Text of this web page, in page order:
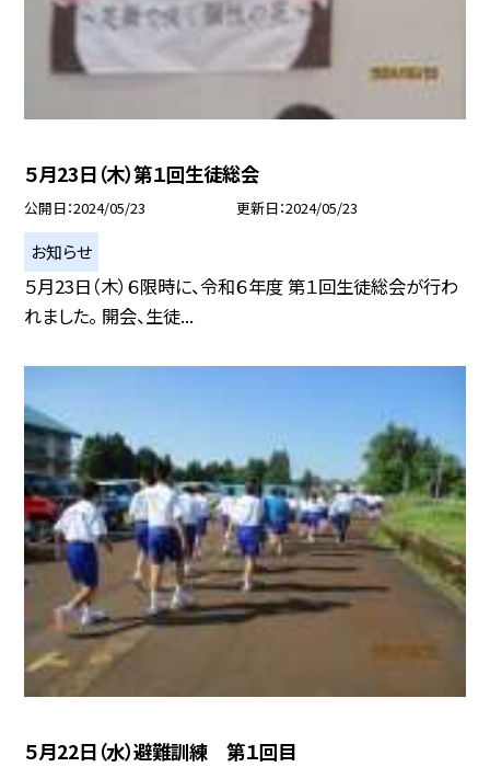
５月23日（木）第１回生徒総会
公開日 2024/05/23 更新日 2024/05/23
お知らせ
５月23日（木）６限時に、令和６年度 第１回生徒総会が行わ
れました。 開会、生徒...
５月22日（水）避難訓練 第１回目